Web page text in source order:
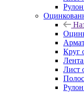
Круг
Лист